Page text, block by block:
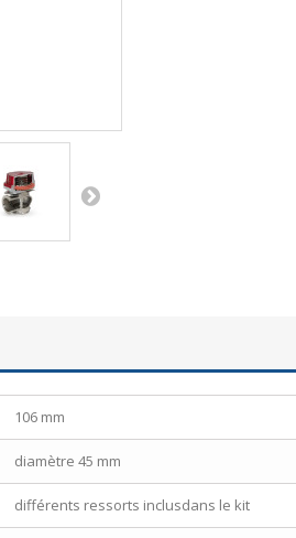
106 mm
diamètre 45 mm
différents ressorts inclusdans le kit